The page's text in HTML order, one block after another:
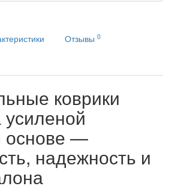
Отзывы 0
коврики
основе —
надежность и